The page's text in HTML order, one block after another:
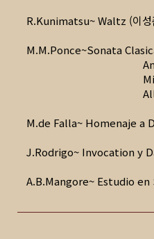
R.Kunimatsu~ Waltz (이성
M.M.Ponce~Sonata
Allegro (페르
M.de Falla~ Homenaje a
J.Rodrigo~ Invocation y
A.B.Mangore~ Estudio en